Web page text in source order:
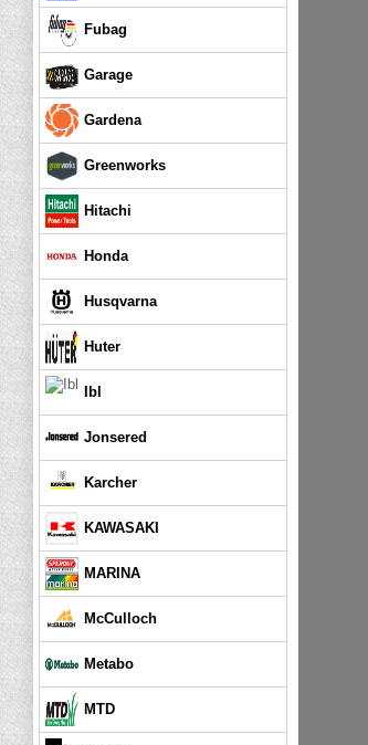
Fubag
Garage
Gardena
Greenworks
Hitachi
Honda
Husqvarna
Huter
Ibl
Jonsered
Karcher
KAWASAKI
MARINA
McCulloch
Metabo
MTD